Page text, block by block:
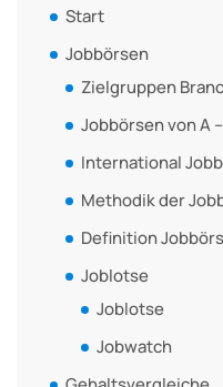
Start
Jobbörsen
Zielgruppen
Jobbörsen von A
International
Methodik der
Definition
Joblotse
Joblotse
Jobwatch